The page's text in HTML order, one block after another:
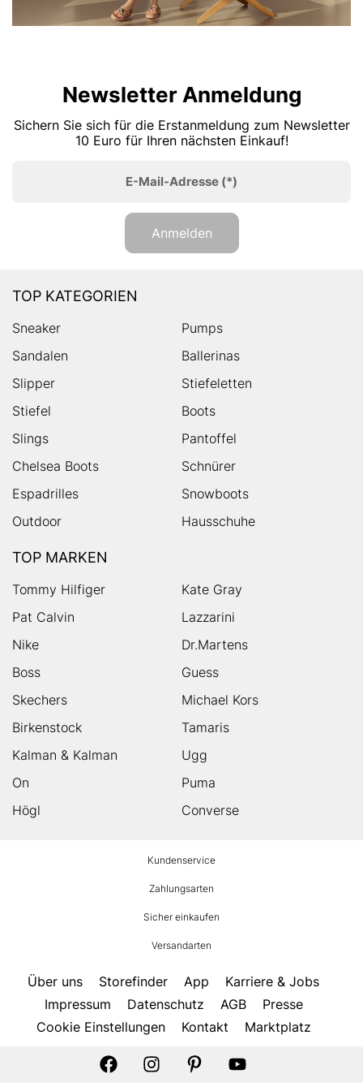
Newsletter Anmeldung
Sichern Sie sich für die Erstanmeldung zum Newsletter
10 Euro für Ihren nächsten Einkauf!
E-Mail-Adresse (*)
Anmelden
TOP KATEGORIEN
Sneaker
Pumps
Sandalen
Ballerinas
Slipper
Stiefeletten
Stiefel
Boots
Slings
Pantoffel
Chelsea Boots
Schnürer
Espadrilles
Snowboots
Outdoor
Hausschuhe
TOP MARKEN
Tommy Hilfiger
Kate Gray
Pat Calvin
Lazzarini
Nike
Dr.Martens
Boss
Guess
Skechers
Michael Kors
Birkenstock
Tamaris
Kalman & Kalman
Ugg
On
Puma
Högl
Converse
Kundenservice
Zahlungsarten
Sicher einkaufen
Versandarten
Über uns Storefinder App
Karriere & Jobs
Impressum
Datenschutz AGB
Presse
Cookie Einstellungen
Kontakt Marktplatz